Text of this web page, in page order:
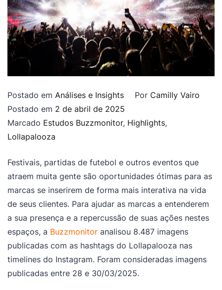
Postado em Análises e Insights Por Camilly Vairo
Postado em 2 de abril de 2025
Marcado Estudos Buzzmonitor, Highlights,
Lollapalooza
Festivais, partidas de futebol e outros eventos que
atraem muita gente são oportunidades ótimas para as
marcas se inserirem de forma mais interativa na vida
de seus clientes. Para ajudar as marcas a entenderem
a sua presença e a repercussão de suas ações nestes
espaços, a Buzzmonitor analisou 8.487 imagens
publicadas com as hashtags do Lollapalooza nas
timelines do Instagram. Foram consideradas imagens
publicadas entre 28 e 30/03/2025.